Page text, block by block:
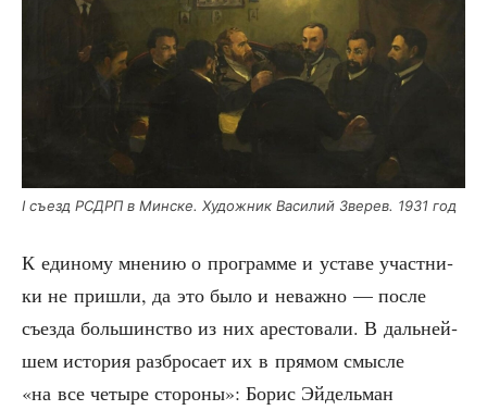
I съезд РСДРП в Мин­ске. Худож­ник Васи­лий Зве­рев. 1931 год
К еди­но­му мне­нию о про­грам­ме и уста­ве участ­ни­
ки не при­шли, да это было и неваж­но — после
съез­да боль­шин­ство из них аре­сто­ва­ли. В даль­ней­
шем исто­рия раз­бро­са­ет их в пря­мом смыс­ле
«на все четы­ре сто­ро­ны»: Борис Эйдель­ман